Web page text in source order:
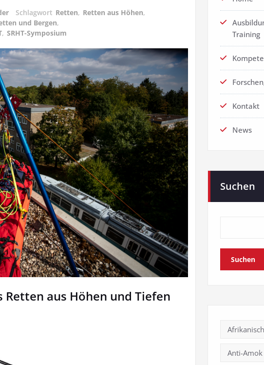
Schlagwort Retten, Retten aus Höhen,
und Bergen,
, SRHT-Symposium
aus Höhen und Tiefen
Training
Kontakt
News
Suchen
Suchen
Anti-Amok